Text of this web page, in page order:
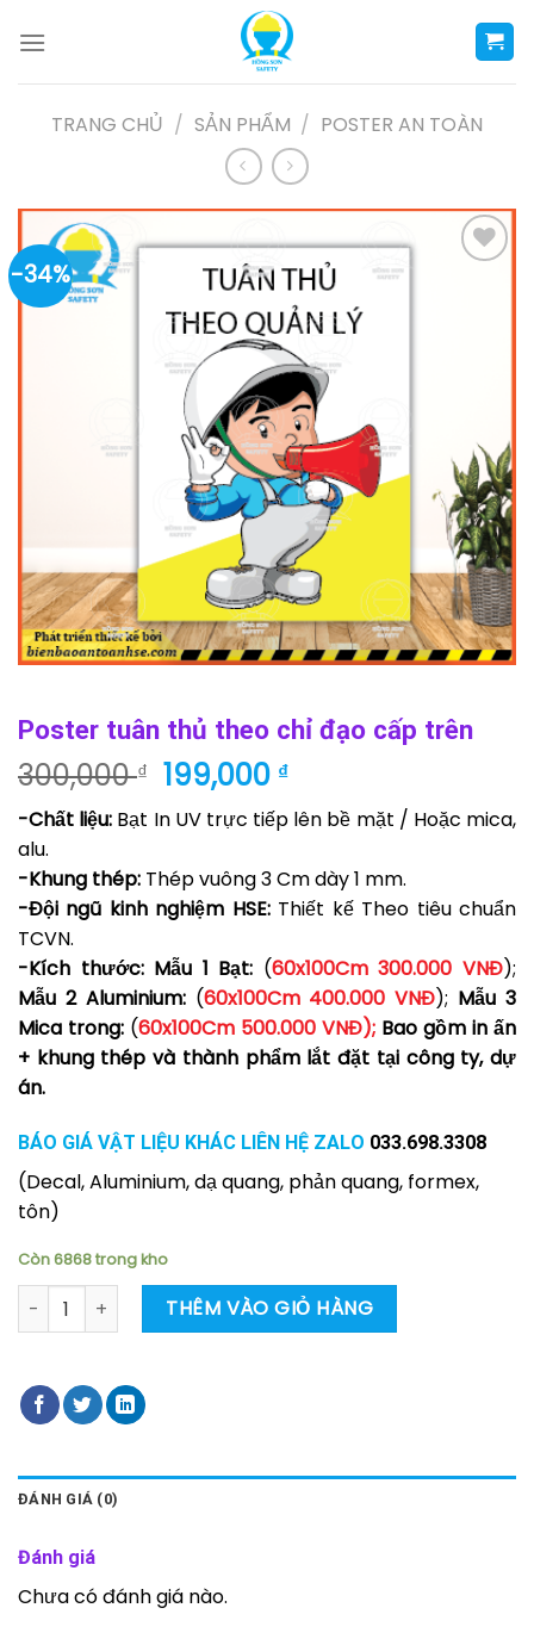
TRANG CHỦ / SẢN PHẨM / POSTER AN TOÀN
-34%
Poster tuân thủ theo chỉ đạo cấp trên
300,000₫ Giá
gốc
là:
300,000 ₫.
199,000 ₫Giá
hiện
tại
199,000 ₫.
-Chất liệu: Bạt In UV trực tiếp lên bề mặt / Hoặc mica,
alu.
-Khung thép: Thép vuông 3 Cm dày 1 mm.
-Đội ngũ kinh nghiệm HSE: Thiết kế Theo tiêu chuẩn
TCVN.
-Kích thước: Mẫu 1 Bạt: (60x100Cm 300.000 VNĐ);
Mẫu 2 Aluminium:(60x100Cm 400.000 VNĐ); Mẫu 3
Mica trong: (60x100Cm 500.000 VNĐ); Bao gồm in ấn
+ khung thép và thành phẩm lắt đặt tại công ty, dự
án.
BÁO GIÁ VẬT LIỆU KHÁC LIÊN HỆ ZALO 033.698.3308
(Decal, Aluminium, dạ quang, phản quang, formex,
tôn)
Còn 6868 trong kho
Poster tuân thủ theo chỉ đạo cấp trên số lượng
THÊM VÀO GIỎ HÀNG
ĐÁNH GIÁ (0)
Đánh giá
Chưa có đánh giá nào.